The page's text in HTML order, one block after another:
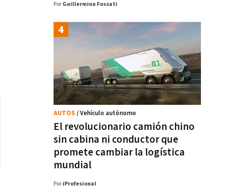
Por Guillermina Fossati
El revolucionario camión chino
sin cabina ni conductor que
promete cambiar la logística
mundial
AUTOS / Vehículo autónomo
Por iProfesional